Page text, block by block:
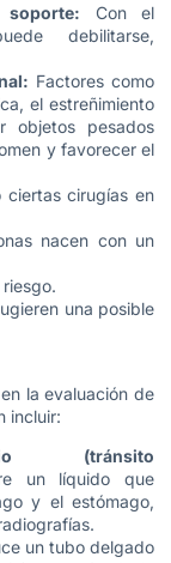
Con el
debilitarse,
Factores como
el estreñimiento
objetos pesados
y favorecer el
ciertas cirugías en
nacen con un
una posible
la evaluación de
incluir:
(tránsito
un líquido que
y el estómago,
un tubo delgado